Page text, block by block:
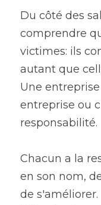
Du côté des
comprendre
victimes: ils
autant que
Une
entreprise ou
responsabilité.
Chacun a la
en son nom,
de s'améliorer.